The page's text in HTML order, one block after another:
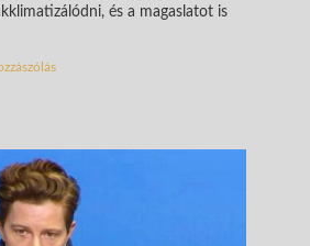
és a magaslatot is